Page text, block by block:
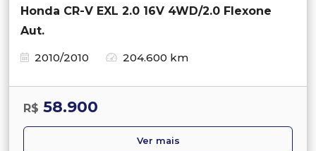
Honda CR-V EXL 2.0 16V 4WD/2.0 Flexone
Aut.
2010/2010
204.600 km
R$ 58.900
Ver mais